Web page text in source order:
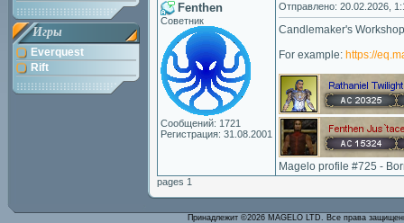
Игры
Everquest
Rift
Fenthen
Советник
Сообщений: 1721
Регистрация: 31.08.2001
Отправлено: 20.02.2026,
Candlemaker's
For example: https://
Magelo profile #725 -
pages 1
Принадлежит ©2026 MAGELO LTD. Все права